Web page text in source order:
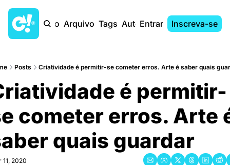
Início Arquivo Tags AutoresEntrar Inscreva-se
Posts Criatividade é permitir-se cometer erros. Arte é saber quais
é permitir-
cometer erros. Arte
quais guardar
11, 2020